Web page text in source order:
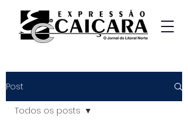
Post
Todos os posts